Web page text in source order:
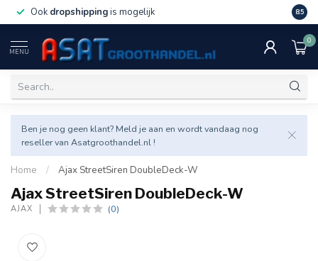
Ook dropshippingis mogelijk Veel
8.5
MENU
0
Ben je nog geen klant? Meld je aan en wordt vandaag nog
reseller van Asatgroothandel.nl !
Home / Ajax StreetSiren DoubleDeck-W
Ajax StreetSiren DoubleDeck-W
AJAX (0)